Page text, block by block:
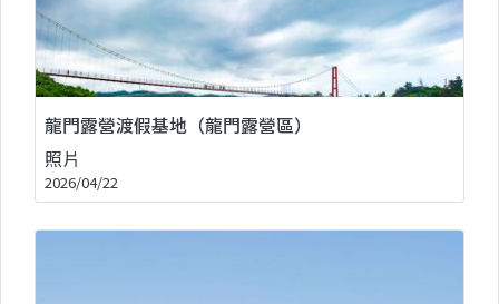
龍門露營渡假基地（龍門露營區）
照片
2026/04/22